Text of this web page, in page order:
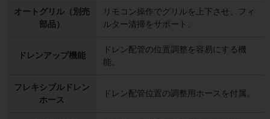
オートグリル（別売
部品）
リモコン操作でグリルを上下させ、フィ
ルター清掃をサポート。
ドレンアップ機能
ドレン配管の位置調整を容易にする機
能。
フレキシブルドレン
ホース
ドレン配管位置の調整用ホースを付属。